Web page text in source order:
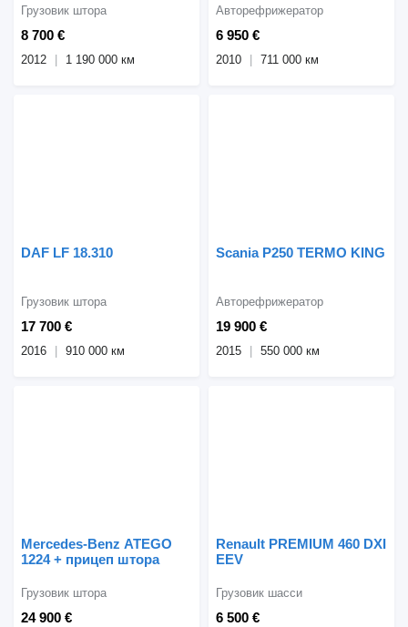
8 700 €
Грузовик штора
2012 1 190 000 км
6 950 €
Авторефрижератор
2010 711 000 км
DAF LF 18.310
17 700 €
Грузовик штора
2016 910 000 км
Scania P250 TERMO KING
19 900 €
Авторефрижератор
2015 550 000 км
Mercedes-Benz ATEGO
1224 + прицеп штора
24 900 €
Грузовик штора
Renault PREMIUM 460 DXI
EEV
6 500 €
Грузовик шасси